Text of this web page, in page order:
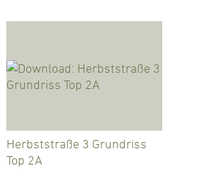
Herbststraße 3 Grundriss
Top 2A